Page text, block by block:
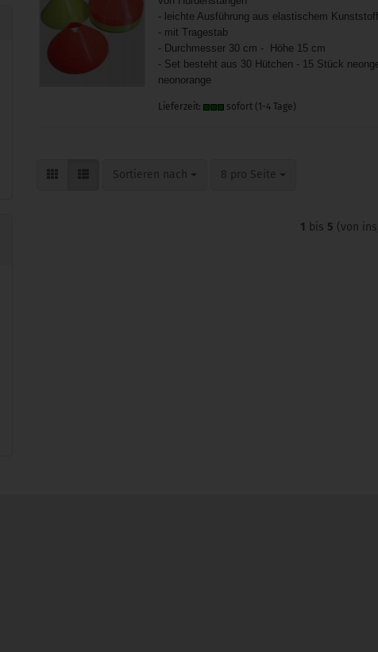
- leichte Ausführung aus elastischem Kunststoff
- mit Tragestab
- Durchmesser 30 cm - Höhe 15 cm
- Set besteht aus 30 Hütchen - 15 Stück
neonorange
Lieferzeit: sofort (1-4 Tage)
Sortieren nach
Sortieren nach 8 pro Seite
pro Seite
1 bis 5 (von